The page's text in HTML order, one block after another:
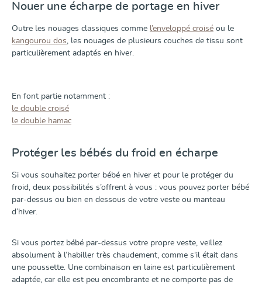
Nouer une écharpe de portage en hiver
Outre les nouages classiques comme l’enveloppé croisé ou le
kangourou dos, les nouages de plusieurs couches de tissu sont
particulièrement adaptés en hiver.
En font partie notamment :
le double croisé
le double hamac
Protéger les bébés du froid en écharpe
Si vous souhaitez porter bébé en hiver et pour le protéger du
froid, deux possibilités s’offrent à vous : vous pouvez porter bébé
par-dessus ou bien en dessous de votre veste ou manteau
d’hiver.
Si vous portez bébé par-dessus votre propre veste, veillez
absolument à l’habiller très chaudement, comme s'il était dans
une poussette. Une combinaison en laine est particulièrement
adaptée, car elle est peu encombrante et ne comporte pas de